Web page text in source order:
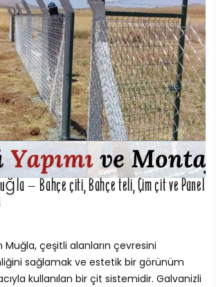
– Bahçe çiti, Bahçe teli, Çim çit ve Panel
çeşitli alanların çevresini
sağlamak ve estetik bir görünüm
kullanılan bir çit sistemidir. Galvanizli